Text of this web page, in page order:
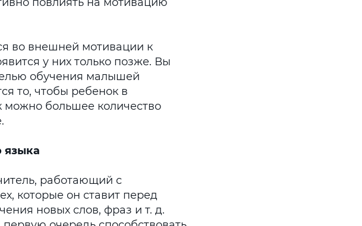
во внешней мотивации к
у них только позже. Вы
обучения малышей
то, чтобы ребенок в
можно большее количество
языка
работающий с
которые он ставит перед
новых слов, фраз и т. д.